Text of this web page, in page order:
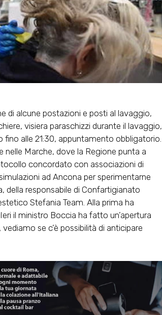
di alcune postazioni e posti al lavaggio,
visiera paraschizzi durante il lavaggio,
alle 21:30, appuntamento obbligatorio.
nelle Marche, dove la Regione punta a
concordato con associazioni di
ad Ancona per sperimentarne
della responsabile di Confartigianato
Stefania Team. Alla prima ha
il ministro Boccia ha fatto un’apertura
se c’è possibilità di anticipare